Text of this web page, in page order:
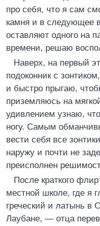
про себя, что я сам
камня и в следующее
оставляют одного на
времени, решаю
Наверх, на первый
подоконник с
и быстро прыгаю,
приземляюсь на
удивлением узнаю,
ногу. Самым
вести себя все
наружу и почти не
преисполнен
После краткого
местной школе, где я
греческий и латынь в
Лаубане, — отца